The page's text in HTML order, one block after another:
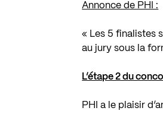
Annonce de PHI :
« Les 5 finalistes
au jury sous la
L’étape 2 du
PHI a le plaisir